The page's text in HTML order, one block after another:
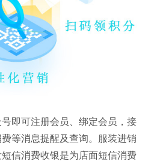
即可注册会员、绑定会员，接
等消息提醒及查询。服装进销
信消费收银是为店面短信消费